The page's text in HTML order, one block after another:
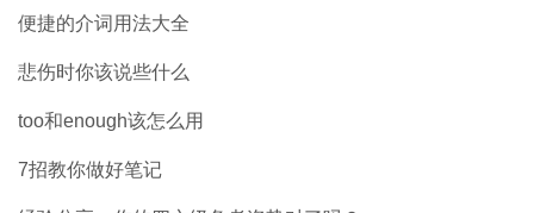
便捷的介词用法大全
悲伤时你该说些什么
too和enough该怎么用
7招教你做好笔记